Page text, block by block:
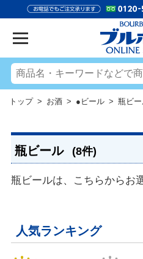
トップ> お酒 > ●ビール > 瓶ビー
瓶ビール (8件)
瓶ビールは、こちらからお
人気ランキング